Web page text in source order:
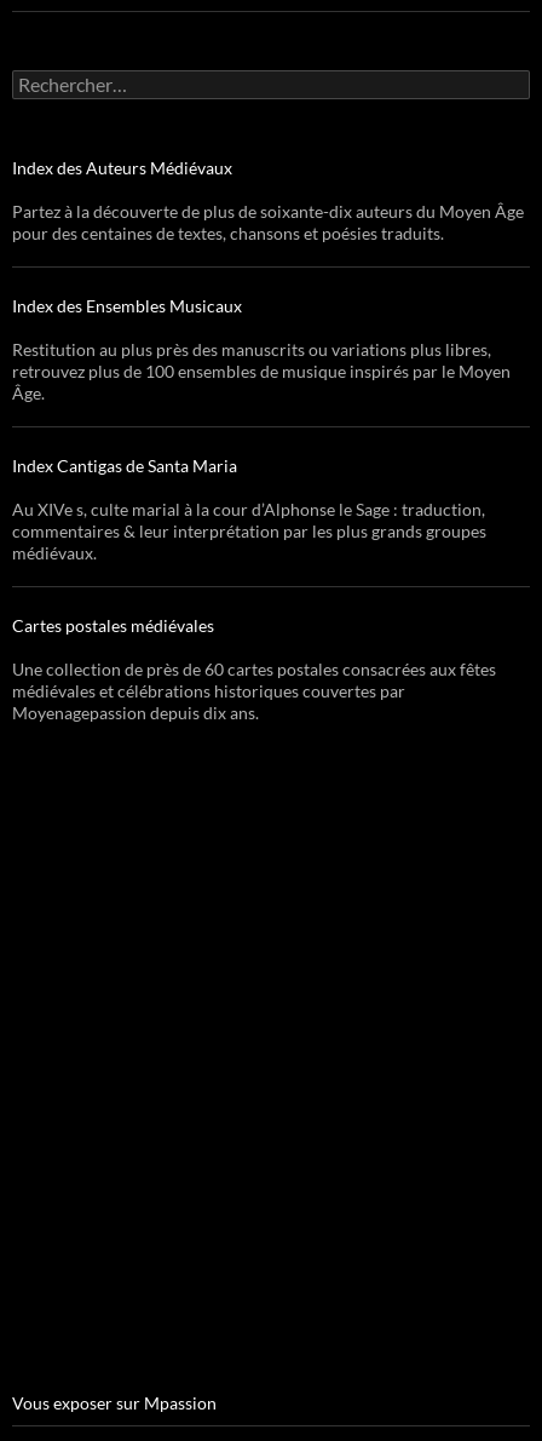
Rechercher :
Index des Auteurs Médiévaux
Partez à la découverte de plus de soixante-dix auteurs du Moyen Âge
pour des centaines de textes, chansons et poésies traduits.
Index des Ensembles Musicaux
Restitution au plus près des manuscrits ou variations plus libres,
retrouvez plus de 100 ensembles de musique inspirés par le Moyen
Âge.
Index Cantigas de Santa Maria
Au XIVe s, culte marial à la cour d’Alphonse le Sage : traduction,
commentaires & leur interprétation par les plus grands groupes
médiévaux.
Cartes postales médiévales
Une collection de près de 60 cartes postales consacrées aux fêtes
médiévales et célébrations historiques couvertes par
Moyenagepassion depuis dix ans.
Vous exposer sur Mpassion